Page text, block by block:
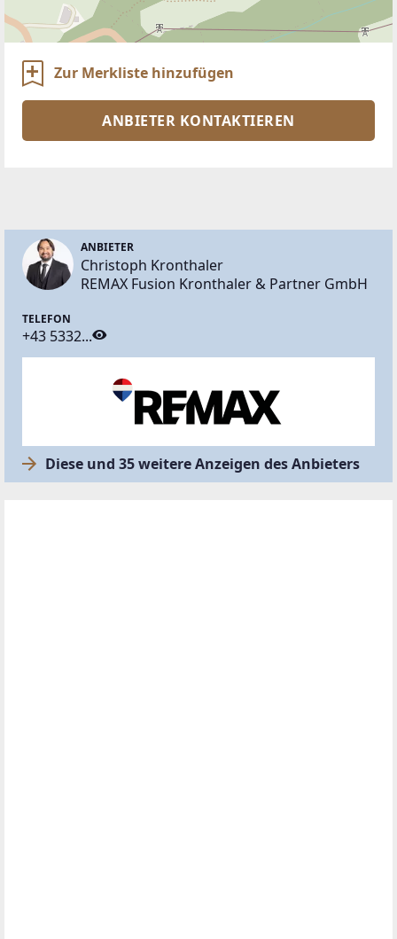
Zur Merkliste hinzufügen
ANBIETER KONTAKTIEREN
ANBIETER
Christoph Kronthaler
REMAX Fusion Kronthaler & Partner GmbH
TELEFON
+43 5332...
Diese und 35 weitere Anzeigen des Anbieters